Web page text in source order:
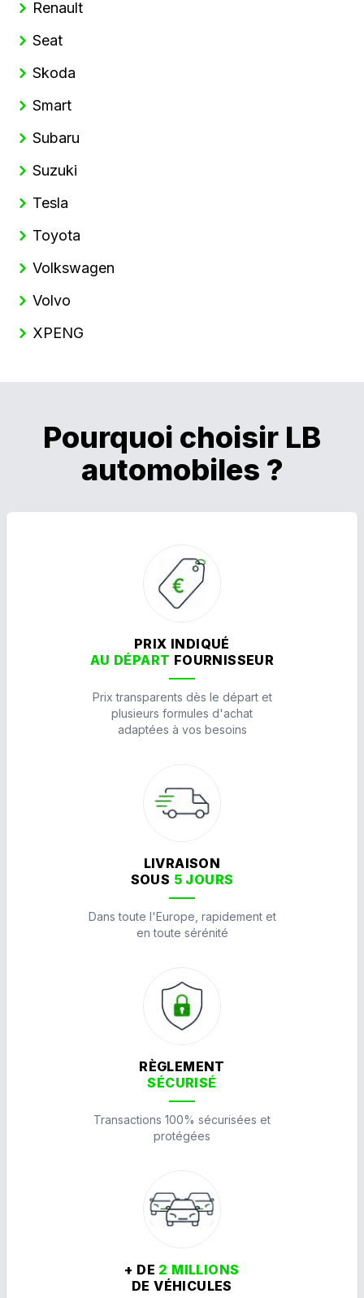
Renault
Seat
Skoda
Smart
Subaru
Suzuki
Tesla
Toyota
Volkswagen
Volvo
XPENG
Pourquoi choisir LB
automobiles ?
PRIX INDIQUÉ
AU DÉPART FOURNISSEUR
Prix transparents dès le départ et
plusieurs formules d'achat
adaptées à vos besoins
LIVRAISON
SOUS 5 JOURS
Dans toute l'Europe, rapidement et
en toute sérénité
RÈGLEMENT
SÉCURISÉ
Transactions 100% sécurisées et
protégées
+ DE 2 MILLIONS
DE VÉHICULES